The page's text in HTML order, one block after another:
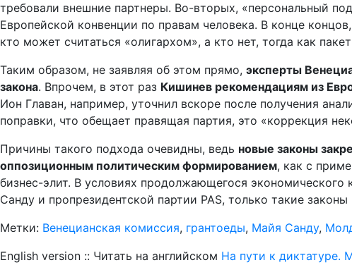
требовали внешние партнеры. Во-вторых, «персональный
Европейской конвенции по правам человека. В конце
кто может считаться «олигархом», а кто нет, тогда как
Таким образом, не заявляя об этом прямо, эксперты
закона. Впрочем, в этот раз Кишинев рекомендациям из
Ион Главан, например, уточнил вскоре после получения
поправки, что обещает правящая партия, это «коррекция
Причины такого подхода очевидны, ведь новые законы
оппозиционным политическим формированием, как с
бизнес-элит. В условиях продолжающегося экономического
Санду и пропрезидентской партии PAS, только такие
Метки: Венецианская комиссия, грантоеды, Майя Санду,
English version :: Читать на английском На пути к диктатуре.